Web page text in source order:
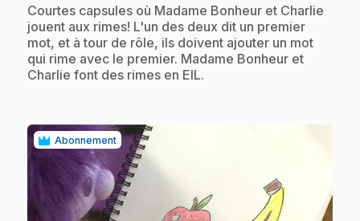
.Courtes capsules où Madame Bonheur et Charlie
jouent aux rimes! L'un des deux dit un premier
mot, et à tour de rôle, ils doivent ajouter un mot
qui rime avec le premier. Madame Bonheur et
Charlie font des rimes en EIL.
Abonnement